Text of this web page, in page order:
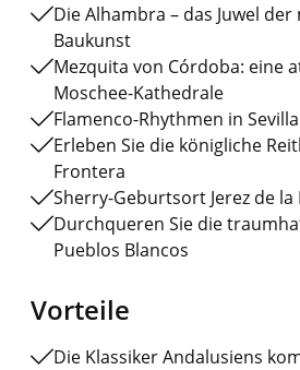
Die Alhambra – das Juwel
Baukunst
Mezquita von Córdoba: eine
Moschee-Kathedrale
Flamenco-Rhythmen in Sevilla
Erleben Sie die königliche
Frontera
Sherry-Geburtsort Jerez de
Durchqueren Sie die
Pueblos Blancos
Vorteile
Die Klassiker Andalusiens